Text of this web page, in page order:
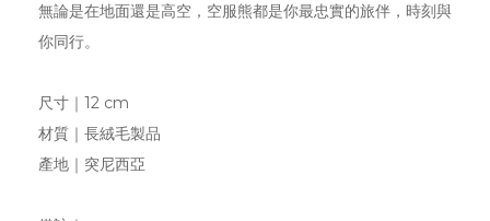
無論是在地面還是高空，空服熊都是你最忠實的旅伴，時刻與
你同行。
尺寸｜12 cm
材質｜長絨毛製品
產地｜突尼西亞